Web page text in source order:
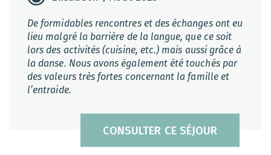
CONSULTER CE SÉJOUR
De formidables rencontres et des échanges ont eu
lieu malgré la barrière de la langue, que ce soit
lors des activités (cuisine, etc.) mais aussi grâce à
la danse. Nous avons également été touchés par
des valeurs très fortes concernant la famille et
l’entraide.